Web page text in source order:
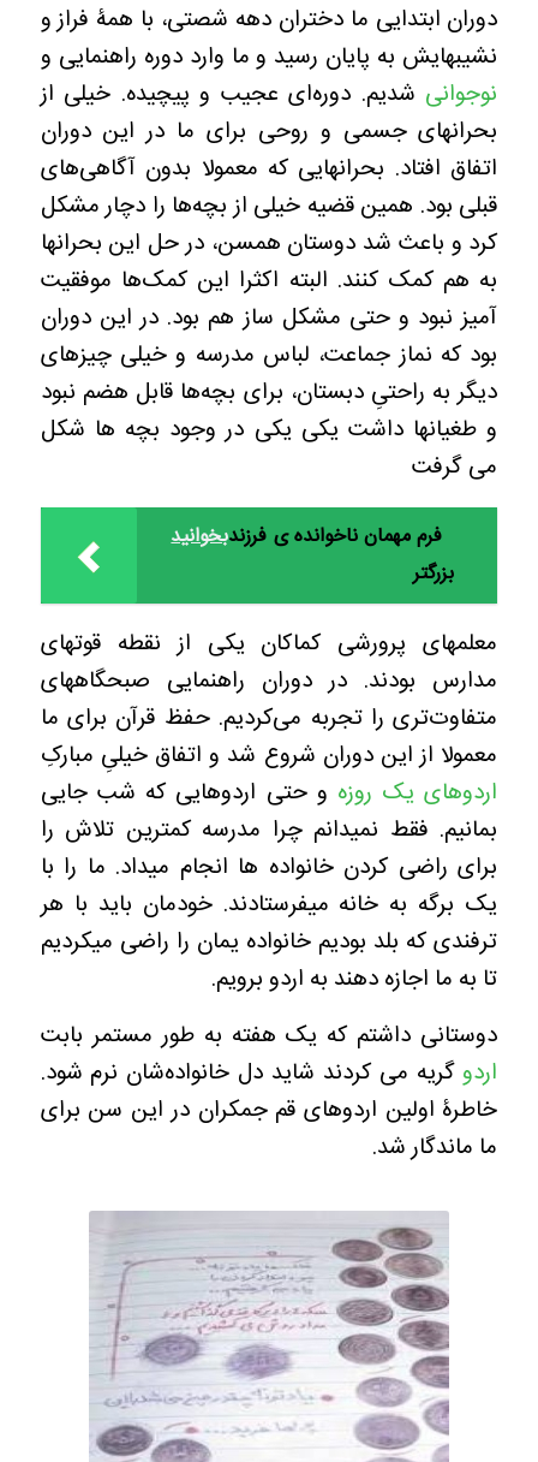
دوران ابتدایی ما دختران دهه شصتی، با همۀ فراز و
نشیبهایش به پایان رسید و ما وارد دوره راهنمایی و
نوجوانی شدیم. دوره‌ای عجیب و پیچیده. خیلی از
بحرانهای جسمی و روحی برای ما در این دوران
اتفاق افتاد. بحرانهایی که معمولا بدون آگاهی‌های
قبلی بود. همین قضیه خیلی از بچه‌ها را دچار مشکل
کرد و باعث شد دوستان همسن، در حل این بحرانها
به هم کمک کنند. البته اکثرا این کمک‌ها موفقیت
آمیز نبود و حتی مشکل ساز هم بود. در این دوران
بود که نماز جماعت، لباس مدرسه و خیلی چیزهای
دیگر به راحتیِ دبستان، برای بچه‌ها قابل هضم نبود
و طغیانها داشت یکی یکی در وجود بچه ها شکل
می گرفت
بخوانیدفرم مهمان ناخوانده ی فرزند
بزرگتر
معلمهای پرورشی کماکان یکی از نقطه قوتهای
مدارس بودند. در دوران راهنمایی صبحگاههای
متفاوت‌تری را تجربه می‌کردیم. حفظ قرآن برای ما
معمولا از این دوران شروع شد و اتفاق خیلیِ مبارکِ
اردوهای یک روزه و حتی اردوهایی که شب جایی
بمانیم. فقط نمیدانم چرا مدرسه کمترین تلاش را
برای راضی کردن خانواده ها انجام میداد. ما را با
یک برگه به خانه میفرستادند. خودمان باید با هر
ترفندی که بلد بودیم خانواده یمان را راضی میکردیم
تا به ما اجازه دهند به اردو برویم.
دوستانی داشتم که یک هفته به طور مستمر بابت
اردوگریه می کردند شاید دل خانواده‌شان نرم شود.
خاطرۀ اولین اردوهای قم جمکران در این سن برای
ما ماندگار شد.